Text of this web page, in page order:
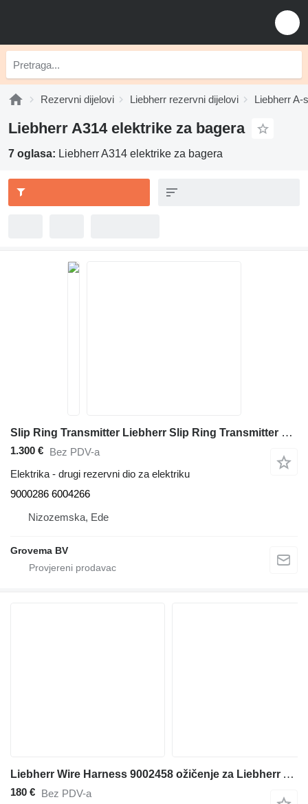
Rezervni dijelovi Liebherr rezervni dijelovi Liebherr A-
Liebherr A314 elektrike za bagerа
7 oglasa: Liebherr A314 elektrike za bagerа
Slip Ring Transmitter Liebherr Slip Ring Transmitter 9000286 za Liebherr A312 Li /A314 Li/A316 Li /A900B Li/A900C Li /A904C Li/A904 Li/A914 Li/A914B Li/A914C li/A924 li/A924B Li/A924C Li/A934 Li/A934B Li/A934C Li/A944B Li/A944C Li/A944 Li/A954B Li/A954C Li/A974B bagera
1.300 € Bez PDV-a
Elektrika - drugi rezervni dio za elektriku
9000286 6004266
Nizozemska, Ede
Grovema BV
Liebherr Wire Harness 9002458 ožičenje za Liebherr A904 Li / A314 Li / A312 Li bagera
180 € Bez PDV-a